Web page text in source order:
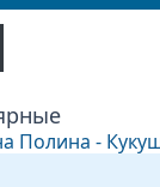
Полина -